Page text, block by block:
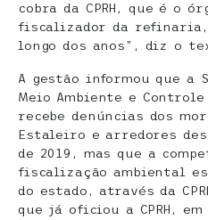
cobra da CPRH, que é o
fiscalizador da refinaria,
longo dos anos”, diz o
A gestão informou que a
Meio Ambiente e Controle
recebe denúncias dos
Estaleiro e arredores
de 2019, mas que a
fiscalização ambiental
do estado, através da
que já oficiou a CPRH,